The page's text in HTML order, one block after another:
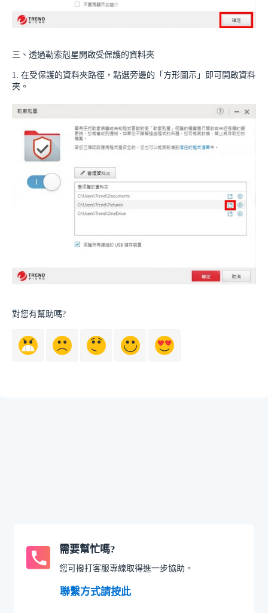
三、透過勒索剋星開啟受保護的資料夾
1. 在受保護的資料夾路徑，點選旁邊的「方形圖示」即可開啟資料
夾。
對您有幫助嗎?
需要幫忙嗎?
您可撥打客服專線取得進一步協助。
聯繫方式請按此